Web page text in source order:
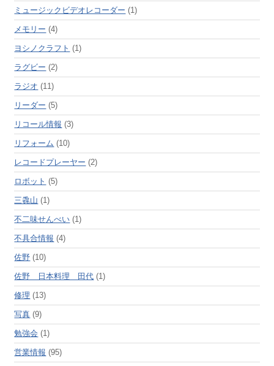
ミュージックビデオレコーダー (1)
メモリー (4)
ヨシノクラフト (1)
ラグビー (2)
ラジオ (11)
リーダー (5)
リコール情報 (3)
リフォーム (10)
レコードプレーヤー (2)
ロボット (5)
三毳山 (1)
不二味せんべい (1)
不具合情報 (4)
佐野 (10)
佐野 日本料理 田代 (1)
修理 (13)
写真 (9)
勉強会 (1)
営業情報 (95)